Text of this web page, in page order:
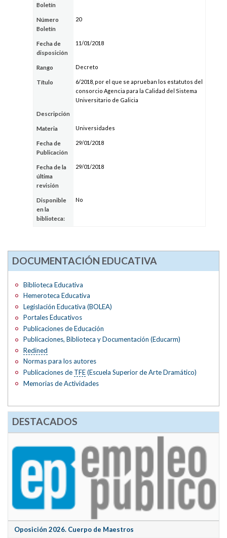
Boletín
Número
Boletín
20
Fecha de
disposición
11/01/2018
Rango Decreto
Título
6/2018, por el que se aprueban los estatutos del
consorcio Agencia para la Calidad del Sistema
Universitario de Galicia
Descripción
Materia Universidades
Fecha de
Publicación
29/01/2018
Fecha de la
última
revisión
29/01/2018
Disponible
en la
biblioteca:
No
DOCUMENTACIÓN EDUCATIVA
Biblioteca Educativa
Hemeroteca Educativa
Legislación Educativa (BOLEA)
Portales Educativos
Publicaciones de Educación
Publicaciones, Biblioteca y Documentación (Educarm)
Redined
Normas para los autores
Publicaciones de TFE(Escuela Superior de Arte Dramático)
Memorias de Actividades
DESTACADOS
Oposición 2026. Cuerpo de Maestros